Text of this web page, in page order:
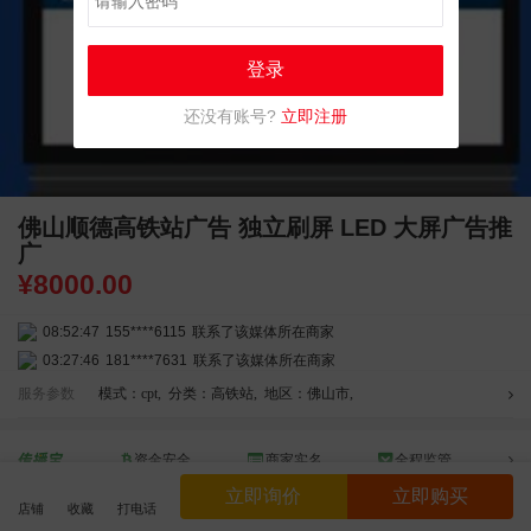
店铺 收藏 打电话
立即询价 立即购买
佛山顺德高铁站广告 独立刷屏 LED 大屏广告推
广
¥8000.00
08:52:47 155****6115 联系了该媒体所在商家
03:27:46 181****7631 联系了该媒体所在商家
03:18:49
173****0620 联系了该媒体所在商家
189****2617 联系了该媒体所在商家
12:40:20
177****7961
联系了该媒体所在商家
服务参数 模式：cpt, 分类：高铁站, 地区：佛山市,
资金安全 商家实名 全程监管
请选择线上担保交易，线下交易资金安全不受平台保护
登录
还没有账号? 立即注册